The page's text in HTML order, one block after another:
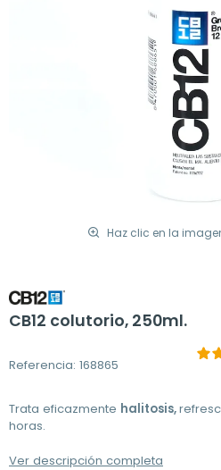
Haz clic en la
CB12 colutorio, 250ml.
Referencia: 168865
Trata eficazmente halitosis,
horas.
Ver descripción completa